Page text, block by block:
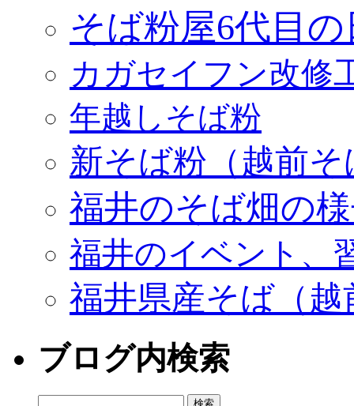
そば粉屋6代目
カガセイフン改修
年越しそば粉
新そば粉（越前そ
福井のそば畑の
福井のイベント、
福井県産そば（越
ブログ内検索